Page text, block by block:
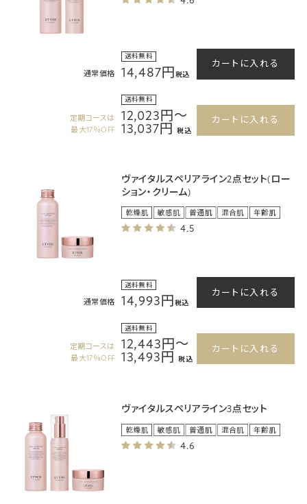
送料無料
14,487円税込
通常価格
カートに入れる
送料無料
12,023円～
13,037円税込
定期コースは
最大17％OFF
カートに入れる
ヴァイタルスペリアライン2点セット(ロー
ション・クリーム)
4.5
送料無料
14,993円 税込
通常価格
カートに入れる
送料無料
12,443円～
13,493円税込
定期コースは
最大17％OFF
カートに入れる
ヴァイタルスペリアライン3点セット
4.6